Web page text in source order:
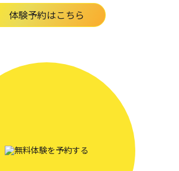
体験予約はこちら